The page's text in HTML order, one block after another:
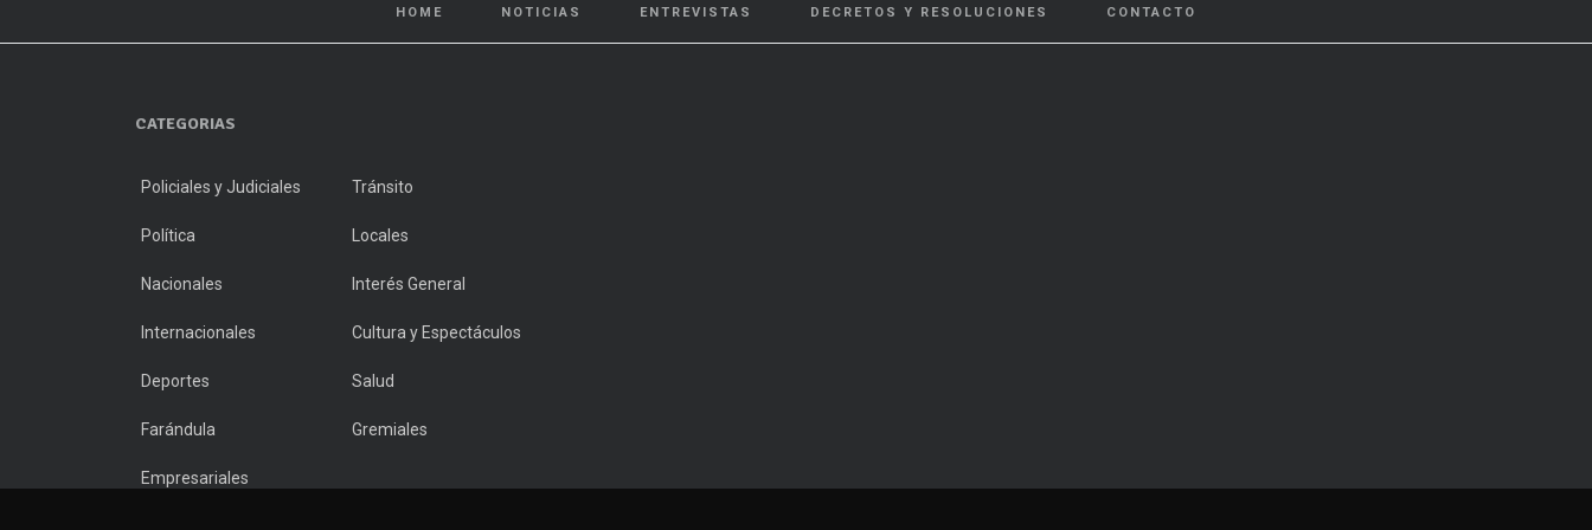
HOME NOTICIAS ENTREVISTAS DECRETOS Y RESOLUCIONES CONTACTO
CATEGORIAS
Policiales y Judiciales Tránsito
Política Locales
Nacionales Interés General
Internacionales Cultura y Espectáculos
Deportes Salud
Farándula Gremiales
Empresariales